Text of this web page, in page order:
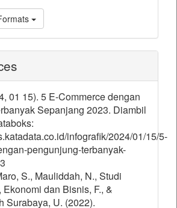
01 15). 5 E-Commerce dengan
Sepanjang 2023. Diambil
infografik/2024/01/15/5-
pengunjung-terbanyak-
S., Mauliddah, N., Studi
Ekonomi dan Bisnis, F., &
Surabaya, U. (2022).